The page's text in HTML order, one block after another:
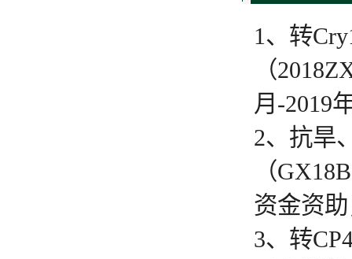
1、转
（
月-2019
2、抗旱
（
资金资助
3、转